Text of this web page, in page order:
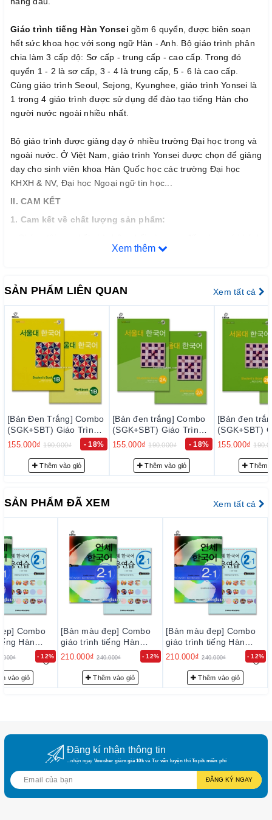
Giáo trình tiếng Hàn Yonsei gồm 6 quyển, được biên soạn
hết sức khoa học với song ngữ Hàn - Anh. Bộ giáo trình phân
chia làm 3 cấp độ: Sơ cấp - trung cấp - cao cấp. Trong đó
quyển 1 - 2 là sơ cấp, 3 - 4 là trung cấp, 5 - 6 là cao cấp.
Cùng giáo trình Seoul, Sejong, Kyunghee, giáo trình Yonsei là
1 trong 4 giáo trình được sử dụng để đào tạo tiếng Hàn cho
người nước ngoài nhiều nhất.
Bộ giáo trình được giảng dạy ở nhiều trường Đại học trong và
ngoài nước. Ở Việt Nam, giáo trình Yonsei được chọn để giảng
dạy cho sinh viên khoa Hàn Quốc học các trường Đại học
KHXH & NV, Đại học Ngoại ngữ tin học...
II. CAM KẾT
1. Cam kết về chất lượng sản phẩm:
hàng những đầu sách tiếng Hàn chất lượng tốt nhất trên thị
– Bảo đảm mỗi quyển sách trước khi xuất kho đều phải qua
thực hiện kiểm tra kỹ lưỡng để loại trừ sự cố có thể xảy ra
trong thời gian sớm nhất, nhằm đạt tiêu chuẩn chất lượng tốt
với độ tin cậy cao, thoả mãn nhu cầu của khách hàng.
– Luôn luôn lắng nghe, luôn luôn cải tiến để chất lượng của
sản phẩm và dịch vụ ngày càng tốt hơn.
2. Cam kết về phục v ước bán hàng:
Đội ngũ tư vấn viên của chúng tôi sẽ tư vấn thông tin trước
bán hàng cho quý khách những sự lựa chọn phù hợp nhất với
nhu cầu… nhằm giảm thiểu tối đa mức đầu tư của quý khách.
– Giao hàng nhanh và đúng thời gian theo yêu cầu.
khách hàng.
Xem thêm
SẢN PHẨM LIÊN QUAN Xem tất cả
[Bản đen trắng] Combo
(SGK+SBT) Giáo Trình
Tiếng Hàn Seoul 2A - 서
155.000₫ 190.000₫ - 18%
Thêm vào giỏ
[Bản đen trắng] Combo
(SGK+SBT) Giáo Trình
Tiếng Hàn Seoul 2B - 서
155.000₫ 190.000₫ - 18%
Thêm vào giỏ
[Bản đen
(SGK+SBT)
Tiếng Hàn
155.000₫
Thêm
SẢN PHẨM ĐÃ XEM Xem tất cả
- 12%
Combo
Hàn
한국어 2-1
vào giỏ
- 12%
[Bản màu đẹp] Combo
giáo trình tiếng Hàn
Yonsei - 연세 한국어 2-1
210.000₫ 240.000₫
Thêm vào giỏ
- 12%
[Bản màu đẹp] Combo
giáo trình tiếng Hàn
Yonsei - 연세 한국어 2-1
210.000₫ 240.000₫
Thêm vào giỏ
Đăng kí nhận thông tin
...nhận ngay Voucher giảm giá 10kvà Tư vấn luyện thi Topik miễn phí
ĐĂNG KÝ NGAY